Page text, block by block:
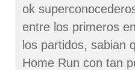
ok
entre los primeros
los partidos, sabian
Home Run con tan